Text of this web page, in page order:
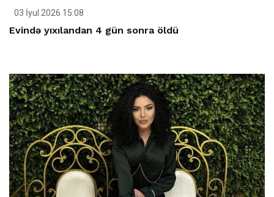
03 İyul 2026 15:08
Evində yıxılandan 4 gün sonra öldü